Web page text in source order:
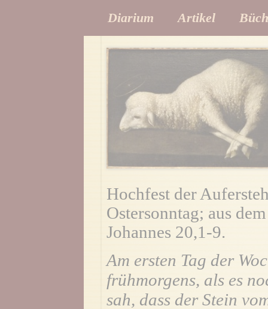
Diarium Artikel
Hochfest der
Ostersonntag; aus
Johannes 20,1-9.
Am ersten Tag der
frühmorgens, als es
sah, dass der Stein